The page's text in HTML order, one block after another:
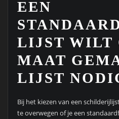
EEN
LIJST WILT
MAAT
LIJST
Bij het kiezen van een
te overwegen of je een